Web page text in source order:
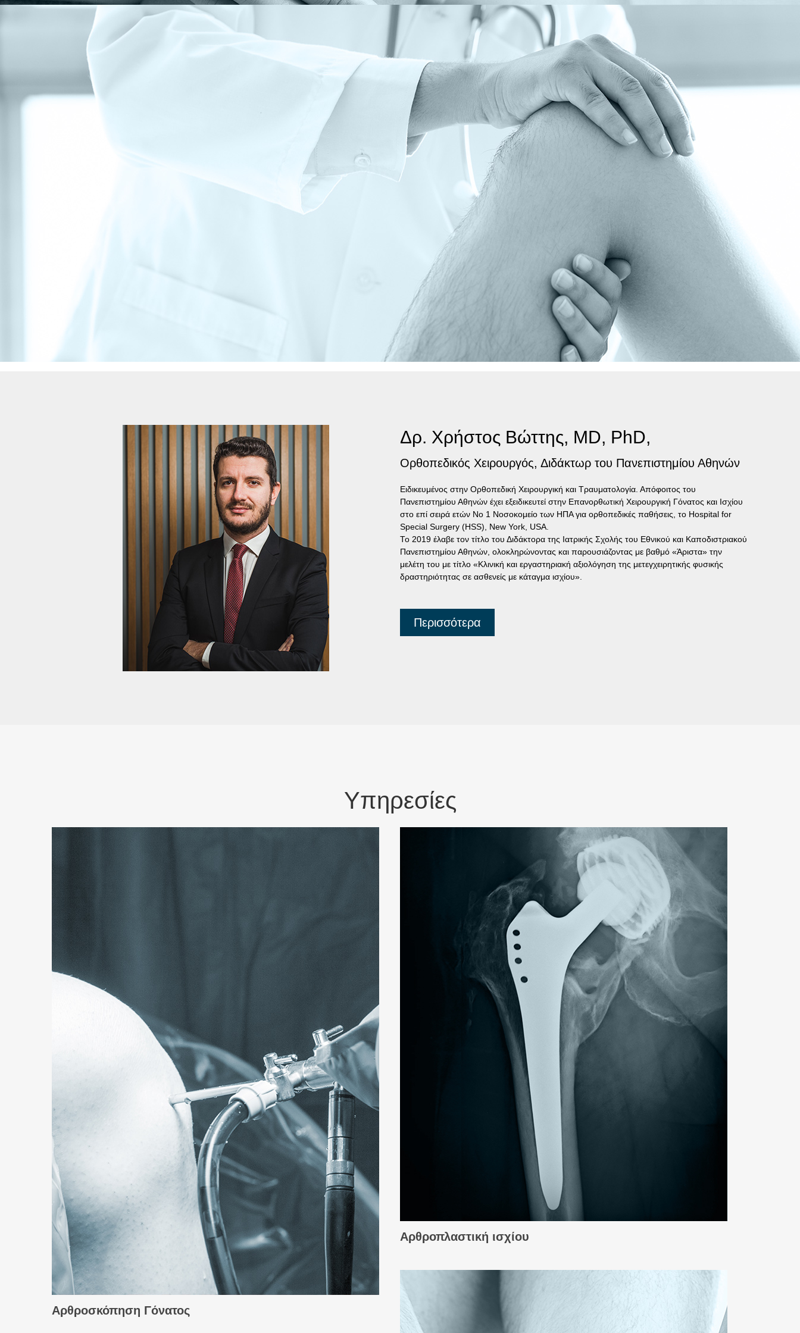
Δρ. Χρήστος Βώττης, MD, PhD,
Ορθοπεδικός Χειρουργός, Διδάκτωρ του Πανεπιστημίου Αθηνών
Ειδικευμένος στην Ορθοπεδική Χειρουργική και Τραυματολογία. Απόφοιτος του
Πανεπιστημίου Αθηνών έχει εξειδικευτεί στην Επανορθωτική Χειρουργική Γόνατος και Ισχίου
στο επί σειρά ετών Νο 1 Νοσοκομείο των ΗΠΑ για ορθοπεδικές παθήσεις, το Hospital for
Special Surgery (HSS), New York, USA.
Το 2019 έλαβε τον τίτλο του Διδάκτορα της Ιατρικής Σχολής του Εθνικού και Καποδιστριακού
Πανεπιστημίου Αθηνών, ολοκληρώνοντας και παρουσιάζοντας με βαθμό «Άριστα» την
μελέτη του με τίτλο «Κλινική και εργαστηριακή αξιολόγηση της μετεγχειρητικής φυσικής
δραστηριότητας σε ασθενείς με κάταγμα ισχίου».
Περισσότερα
Υπηρεσίες
Αρθροσκόπηση Γόνατος
Αρθροπλαστική ισχίου